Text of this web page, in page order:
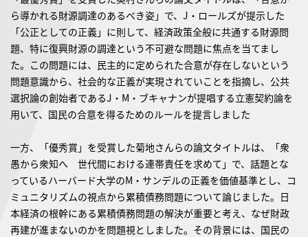
ら導かれる財源調達のあるべき姿」で、J・ロールズが提示した
「公正としての正義」に則して、経済政策全般に共通する財源問
題、特に復興財源の調達という不可避な問題に焦点を当てまし
た。この問題には、民主的に定められた合意が存在しないという
問題意識から、社会的な正義が実現されていことを指摘し、公共
選択論の創始者であるJ・M・ブキャナンが提唱する立憲契約論を
用いて、国民の合意を得るためのルールを提言しました
一方、「優秀賞」を受賞した菊地さんらの論文タイトルは、「衆
愚から衆知へ 世代間における連帯責任を求めて」で、話題とな
っているハーバード大学のM・サンデルの正義を価値基準とし、コ
ミュニタリズムの視点から累積債務問題について論じました。日
本経済の根幹にある累積債務問題の解決が重要と考え、なぜ財政
再建が進まないのかを問題視としました。その背景には、国民の